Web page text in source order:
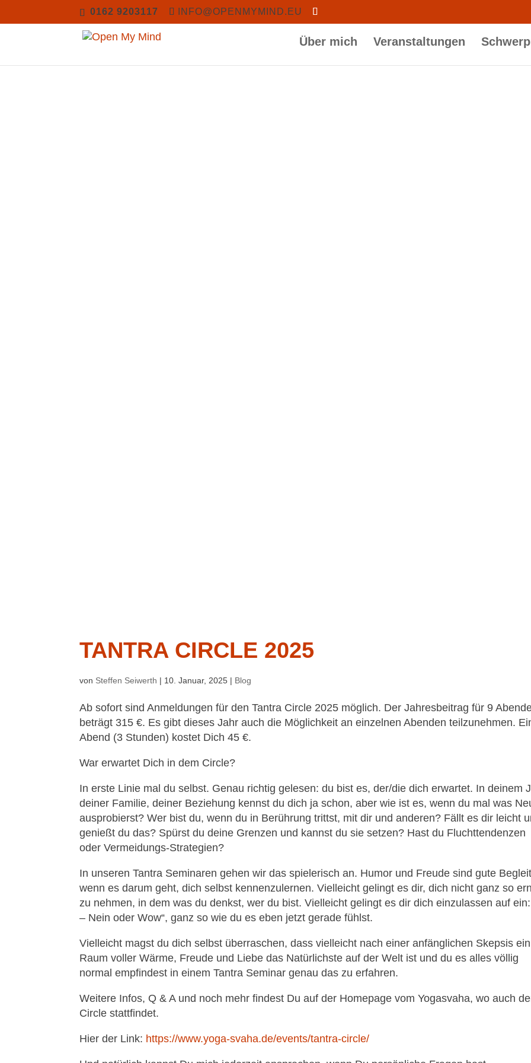
0162 9203117 INFO@OPENMYMIND.EU
Über mich Veranstaltungen
TANTRA CIRCLE 2025
von Steffen Seiwerth | 10. Januar, 2025 | Blog
Ab sofort sind Anmeldungen für den Tantra Circle 2025 möglich. Der Jahresbeitrag für 9
beträgt 315 €. Es gibt dieses Jahr auch die Möglichkeit an einzelnen Abenden teilzunehmen.
Abend (3 Stunden) kostet Dich 45 €.
War erwartet Dich in dem Circle?
In erste Linie mal du selbst. Genau richtig gelesen: du bist es, der/die dich erwartet. In deinem
deiner Familie, deiner Beziehung kennst du dich ja schon, aber wie ist es, wenn du mal was
ausprobierst? Wer bist du, wenn du in Berührung trittst, mit dir und anderen? Fällt es dir leicht
genießt du das? Spürst du deine Grenzen und kannst du sie setzen? Hast du Fluchttendenzen
oder Vermeidungs-Strategien?
In unseren Tantra Seminaren gehen wir das spielerisch an. Humor und Freude sind gute
wenn es darum geht, dich selbst kennenzulernen. Vielleicht gelingt es dir, dich nicht ganz so
zu nehmen, in dem was du denkst, wer du bist. Vielleicht gelingt es dir dich einzulassen auf ein:
– Nein oder Wow“, ganz so wie du es eben jetzt gerade fühlst.
Vielleicht magst du dich selbst überraschen, dass vielleicht nach einer anfänglichen Skepsis ein
Raum voller Wärme, Freude und Liebe das Natürlichste auf der Welt ist und du es alles völlig
normal empfindest in einem Tantra Seminar genau das zu erfahren.
Weitere Infos, Q & A und noch mehr findest Du auf der Homepage vom Yogasvaha, wo auch
Circle stattfindet.
Hier der Link: https://www.yoga-svaha.de/events/tantra-circle/